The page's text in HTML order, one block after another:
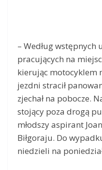
– Według
pracujących na
kierując motocyklem
jezdni stracił
zjechał na pobocze.
stojący poza drogą
młodszy aspirant
Biłgoraju. Do
niedzieli na